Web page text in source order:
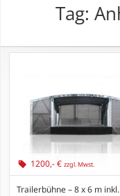
Tag:
1200,- €zzgl. Mwst.